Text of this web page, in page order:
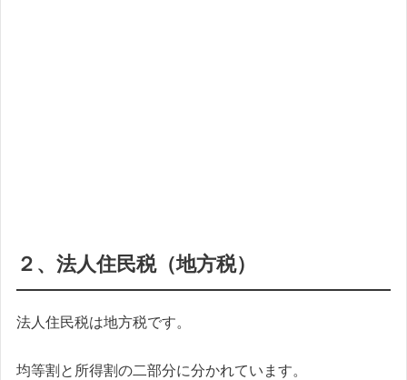
２、法人住民税（地方税）
法人住民税は地方税です。
均等割と所得割の二部分に分かれています。